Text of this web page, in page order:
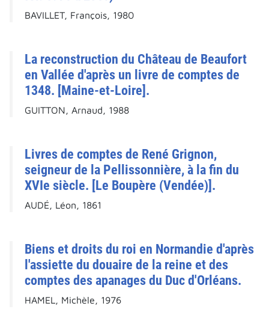
BAVILLET, François, 1980
La reconstruction du Château de Beaufort
en Vallée d'après un livre de comptes de
1348. [Maine-et-Loire].
GUITTON, Arnaud, 1988
Livres de comptes de René Grignon,
seigneur de la Pellissonnière, à la fin du
XVIe siècle. [Le Boupère (Vendée)].
AUDÉ, Léon, 1861
Biens et droits du roi en Normandie d'après
l'assiette du douaire de la reine et des
comptes des apanages du Duc d'Orléans.
HAMEL, Michèle, 1976